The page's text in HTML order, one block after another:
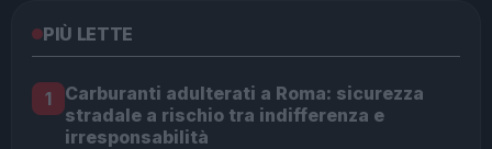
PIÙ LETTE
1
Carburanti adulterati a Roma: sicurezza
stradale a rischio tra indifferenza e
irresponsabilità